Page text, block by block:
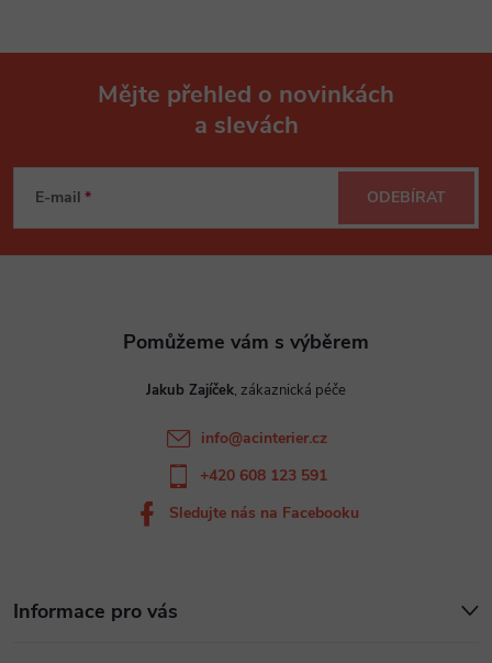
p
Mějte přehled o novinkách
a slevách
E-mail ODEBÍRAT
Informace pro vás
Jakub Zajíček
info@acinterier.cz
+420 608 123 591
Sledujte nás na Facebooku